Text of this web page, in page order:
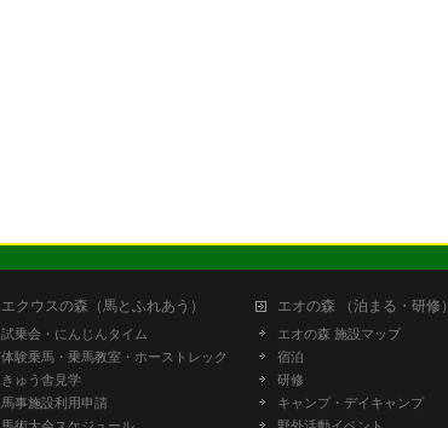
エクウスの森（馬とふれあう）
試乗会・にんじんタイム
体験乗馬・乗馬教室・ホーストレック
きゅう舎見学
馬事施設利用申請
エオの森 （泊まる・研修）
エオの森 施設マップ
宿泊
研修
キャンプ・デイキャンプ